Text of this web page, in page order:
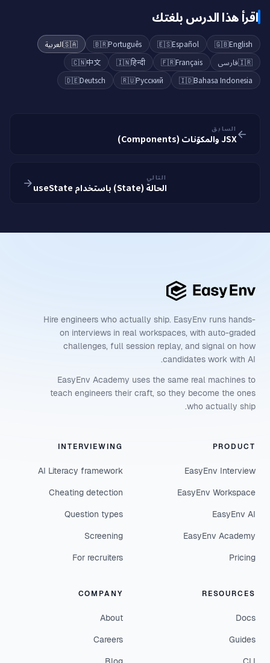
اقرأ هذا الدرس بلغتك
🇬🇧English
🇪🇸Español
🇧🇷Português
🇸🇦العربية
🇮🇷فارسی 🇫🇷Français
🇮🇳हिन्दी
🇨🇳中文
🇮🇩Bahasa Indonesia
🇷🇺Русский
🇩🇪Deutsch
السابق
JSX والمكوّنات (Components)
التالي
الحالة (State) باستخدام useState
Hire engineers who actually ship. EasyEnv runs hands-
on interviews in real workspaces, with auto-graded
challenges, full session replay, and signal on how
candidates work with AI.
EasyEnv Academy uses the same real machines to
teach engineers their craft, so they become the ones
who actually ship.
PRODUCT
EasyEnv Interview
EasyEnv Workspace
EasyEnv AI
EasyEnv Academy
Pricing
INTERVIEWING
AI Literacy framework
Cheating detection
Question types
Screening
For recruiters
RESOURCES
Docs
Guides
COMPANY
About
Careers